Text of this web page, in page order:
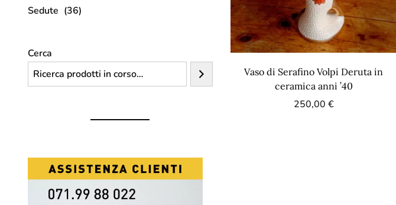
Vaso di Serafino Volpi Deruta in
ceramica anni ’40
250,00 €
Sedute (36)
Cerca